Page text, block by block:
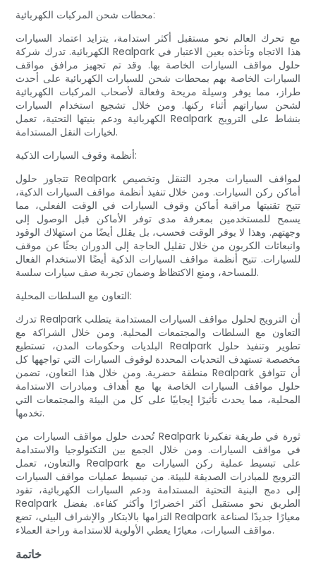
محطات شحن المركبات الكهربائية:
مع تحرك العالم نحو مستقبل أكثر استدامة، يتزايد اعتماد السيارات
الكهربائية. تدرك شركة Realpark هذا الاتجاه وتأخذه بعين الاعتبار في
حلول مواقف السيارات الخاصة بها. وقد تم تجهيز مرافق مواقف
السيارات الخاصة بهم بمحطات شحن للسيارات الكهربائية على أحدث
طراز، مما يوفر وسيلة مريحة وفعالة لأصحاب المركبات الكهربائية
لشحن سياراتهم أثناء ركنها. ومن خلال تشجيع استخدام السيارات
الكهربائية ودعم بنيتها التحتية، تعمل Realpark بنشاط على الترويج
لخيارات النقل المستدامة.
أنظمة وقوف السيارات الذكية:
تتجاوز حلول Realpark لمواقف السيارات مجرد التنقل وتخصيص
أماكن ركن السيارات. ومن خلال تنفيذ أنظمة مواقف السيارات الذكية،
تتيح تقنيتها مراقبة أماكن وقوف السيارات في الوقت الفعلي، مما
يسمح للمستخدمين بمعرفة مدى توفر الأماكن قبل الوصول إلى
وجهتهم. وهذا لا يوفر الوقت فحسب، بل يقلل أيضًا من استهلاك الوقود
وانبعاثات الكربون من خلال تقليل الحاجة إلى الدوران بحثًا عن موقف
للسيارات. تتيح أنظمة مواقف السيارات الذكية أيضًا الاستخدام الفعال
للمساحة، ومنع الاكتظاظ وضمان تجربة صف سيارات سلسة.
التعاون مع السلطات المحلية:
تدرك Realpark أن الترويج لحلول مواقف السيارات المستدامة يتطلب
التعاون مع السلطات والمجتمعات المحلية. ومن خلال الشراكة مع
البلديات وحكومات المدن، تستطيع Realpark تطوير وتنفيذ حلول
مخصصة تستهدف التحديات المحددة لوقوف السيارات التي تواجهها كل
منطقة حضرية. ومن خلال هذا التعاون، تضمن Realpark أن تتوافق
حلول مواقف السيارات الخاصة بها مع أهداف ومبادرات الاستدامة
المحلية، مما يحدث تأثيرًا إيجابيًا على كل من البيئة والمجتمعات التي
تخدمها.
تُحدث حلول مواقف السيارات من Realpark ثورة في طريقة تفكيرنا
في مواقف السيارات. ومن خلال الجمع بين التكنولوجيا والاستدامة
والتعاون، تعمل Realpark على تبسيط عملية ركن السيارات مع
الترويج للمبادرات الصديقة للبيئة. من تبسيط عمليات مواقف السيارات
إلى دمج البنية التحتية المستدامة ودعم السيارات الكهربائية، تقود
Realpark الطريق نحو مستقبل أكثر اخضرارًا وأكثر كفاءة. بفضل
التزامها بالابتكار والإشراف البيئي، تضع Realpark معيارًا جديدًا لصناعة
مواقف السيارات، معيارًا يعطي الأولوية للاستدامة وراحة العملاء.
خاتمة